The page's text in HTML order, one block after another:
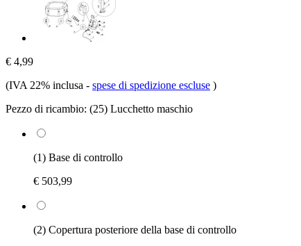
€ 4,99
(IVA 22% inclusa - spese di spedizione escluse )
Pezzo di ricambio: (25) Lucchetto maschio
(1) Base di controllo
€ 503,99
(2) Copertura posteriore della base di controllo